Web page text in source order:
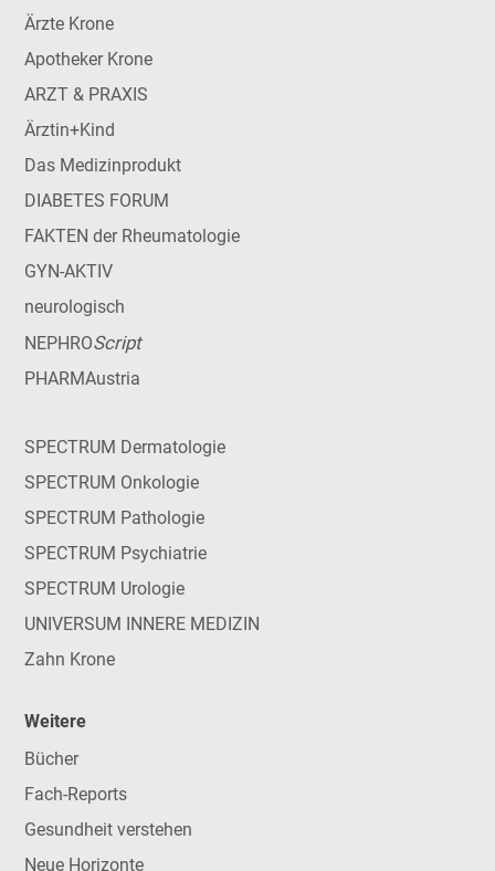
Ärzte Krone
Apotheker Krone
ARZT & PRAXIS
Ärztin+Kind
Das Medizinprodukt
DIABETES FORUM
FAKTEN der Rheumatologie
GYN-AKTIV
neurologisch
NEPHROScript
PHARMAustria
SPECTRUM Dermatologie
SPECTRUM Onkologie
SPECTRUM Pathologie
SPECTRUM Psychiatrie
SPECTRUM Urologie
UNIVERSUM INNERE MEDIZIN
Zahn Krone
Weitere
Bücher
Fach-Reports
Gesundheit verstehen
Neue Horizonte